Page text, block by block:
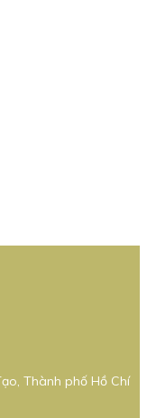
Thành phố Hồ Chí